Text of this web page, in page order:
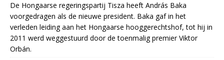
De Hongaarse regeringspartij Tisza heeft András Baka
voorgedragen als de nieuwe president. Baka gaf in het
verleden leiding aan het Hongaarse hooggerechtshof, tot hij in
2011 werd weggestuurd door de toenmalig premier Viktor
Orbán.